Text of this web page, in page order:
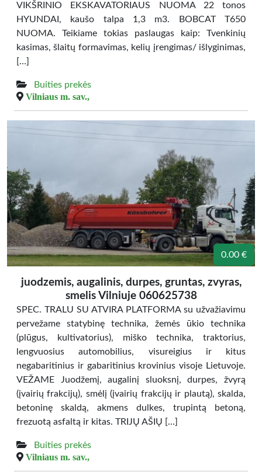
VIKŠRINIO EKSKAVATORIAUS NUOMA 22 tonos
HYUNDAI, kaušo talpa 1,3 m3. BOBCAT T650
NUOMA. Teikiame tokias paslaugas kaip: Tvenkinių
kasimas, šlaitų formavimas, kelių įrengimas/ išlyginimas,
[…]
Buities prekės
Vilniaus m. sav.,
0.00 €
juodzemis, augalinis, durpes, gruntas, zvyras,
smelis Vilniuje 060625738
SPEC. TRALU SU ATVIRA PLATFORMA su užvažiavimu
pervežame statybinę technika, žemės ūkio technika
(plūgus, kultivatorius), miško technika, traktorius,
lengvuosius automobilius, visureigius ir kitus
negabaritinius ir gabaritinius krovinius visoje Lietuvoje.
VEŽAME Juodžemį, augalinį sluoksnį, durpes, žvyrą
(įvairių frakcijų), smėlį (įvairių frakcijų ir plautą), skalda,
betoninę skaldą, akmens dulkes, trupintą betoną,
frezuotą asfaltą ir kitas. TRIJŲ AŠIŲ […]
Buities prekės
Vilniaus m. sav.,